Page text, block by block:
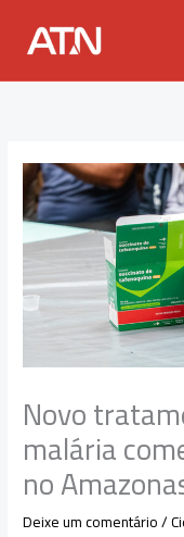
conteúdo
Novo
malária
no
Deixe um comentário/